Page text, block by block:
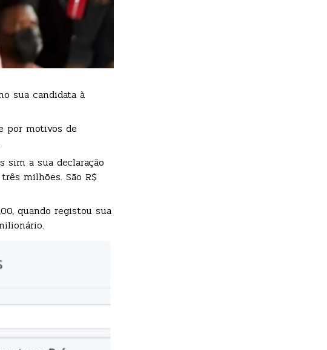
sua candidata à
por motivos de
sim a sua declaração
milhões. São R$
quando registou sua